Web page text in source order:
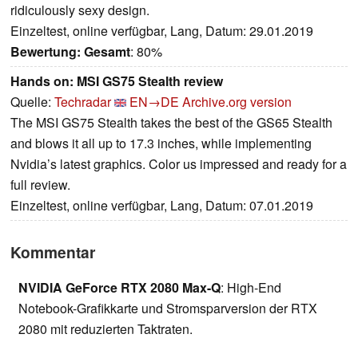
ridiculously sexy design.
Einzeltest, online verfügbar, Lang, Datum: 29.01.2019
Bewertung: Gesamt: 80%
Hands on: MSI GS75 Stealth review
Quelle: Techradar EN→DE Archive.org version
The MSI GS75 Stealth takes the best of the GS65 Stealth
and blows it all up to 17.3 inches, while implementing
Nvidia’s latest graphics. Color us impressed and ready for a
full review.
Einzeltest, online verfügbar, Lang, Datum: 07.01.2019
Kommentar
NVIDIA GeForce RTX 2080 Max-Q: High-End
Notebook-Grafikkarte und Stromsparversion der RTX
2080 mit reduzierten Taktraten.